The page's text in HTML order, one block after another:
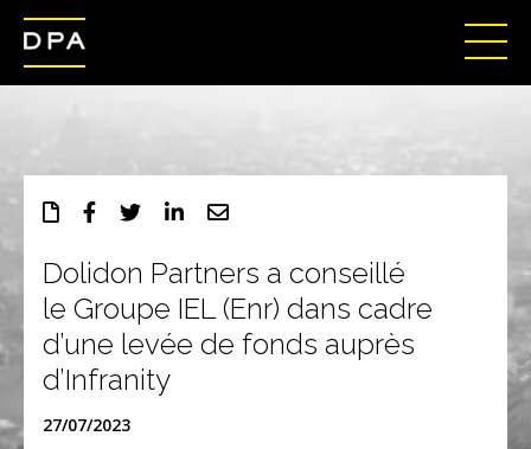
Dolidon Partners a conseillé
le Groupe IEL (Enr) dans cadre
d’une levée de fonds auprès
d’Infranity
27/07/2023